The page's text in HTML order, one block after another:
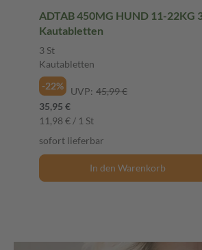
ADTAB 450MG HUND 11-22KG
Kautabletten
3 St
Kautabletten
-22%
UVP: 45,99 €
35,95 €
11,98 € / 1 St
sofort lieferbar
In den Warenkorb